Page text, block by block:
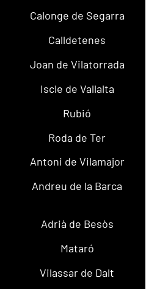
Calonge de Segarra
Calldetenes
Joan de Vilatorrada
Iscle de Vallalta
Rubió
Roda de Ter
Antoni de Vilamajor
Andreu de la Barca
Adrià de Besòs
Mataró
Vilassar de Dalt